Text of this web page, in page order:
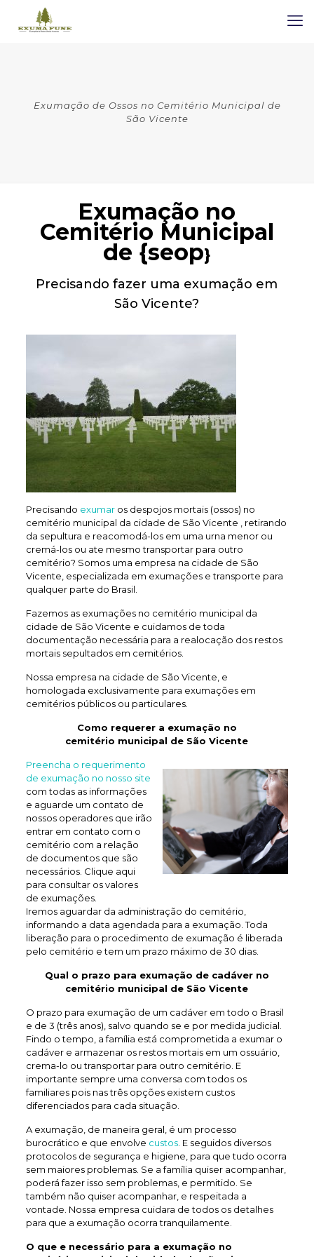
Exumação de Ossos no Cemitério Municipal de
São Vicente
Exumação no
Cemitério Municipal
de {seop}
Precisando fazer uma exumação em
São Vicente?
Precisando exumaros despojos mortais (ossos) no
cemitério municipal da cidade de São Vicente , retirando
da sepultura e reacomodá-los em uma urna menor ou
cremá-los ou ate mesmo transportar para outro
cemitério? Somos uma empresa na cidade de São
Vicente, especializada em exumações e transporte para
qualquer parte do Brasil.
Fazemos as exumações no cemitério municipal da
cidade de São Vicente e cuidamos de toda
documentação necessária para a realocação dos restos
mortais sepultados em cemitérios.
Nossa empresa na cidade de São Vicente, e
homologada exclusivamente para exumações em
cemitérios públicos ou particulares.
Como requerer a exumação no
cemitério municipal de São Vicente
Preencha o requerimento
de exumação no nosso site
com todas as informações
e aguarde um contato de
nossos operadores que irão
entrar em contato com o
cemitério com a relação
de documentos que são
necessários. Clique aqui
para consultar os valores
de exumações.
Iremos aguardar da administração do cemitério,
informando a data agendada para a exumação. Toda
liberação para o procedimento de exumação é liberada
pelo cemitério e tem um prazo máximo de 30 dias.
Qual o prazo para exumação de cadáver no
cemitério municipal de São Vicente
O prazo para exumação de um cadáver em todo o Brasil
e de 3 (três anos), salvo quando se e por medida judicial.
Findo o tempo, a família está comprometida a exumar o
cadáver e armazenar os restos mortais em um ossuário,
crema-lo ou transportar para outro cemitério. E
importante sempre uma conversa com todos os
familiares pois nas três opções existem custos
diferenciados para cada situação.
A exumação, de maneira geral, é um processo
burocrático e que envolve custos. E seguidos diversos
protocolos de segurança e higiene, para que tudo ocorra
sem maiores problemas. Se a família quiser acompanhar,
poderá fazer isso sem problemas, e permitido. Se
também não quiser acompanhar, e respeitada a
vontade. Nossa empresa cuidara de todos os detalhes
para que a exumação ocorra tranquilamente.
O que e necessário para a exumação no